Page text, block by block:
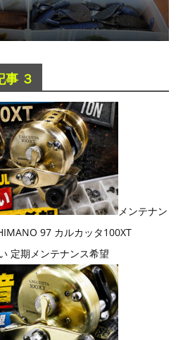
事 ３
メンテナン
97 カルカッタ100XT
定期メンテナンス希望